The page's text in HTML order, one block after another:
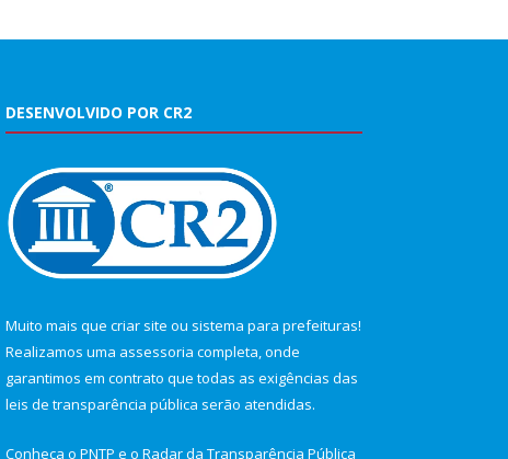
DESENVOLVIDO POR CR2
Muito mais que criar site ou sistema para prefeituras!
Realizamos uma assessoria completa, onde
garantimos em contrato que todas as exigências das
leis de transparência pública serão atendidas.
Conheça o PNTP e o Radar da Transparência Pública